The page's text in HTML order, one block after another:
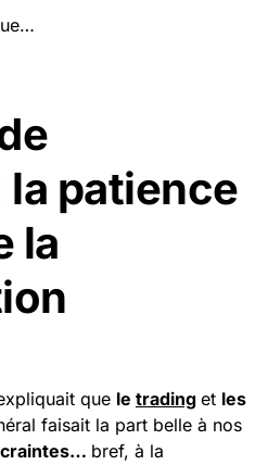
patience
la
que le trading et les
faisait la part belle à nos
bref, à la